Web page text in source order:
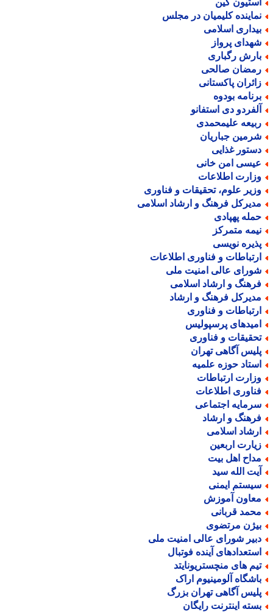
کین
کلیمیان در مجلس
اسلامی
پرواز
رگباری
صالحی
پاکستانی
بودوه
دی استفانو
علیمحمدی
جباریان
غذایی
امن خانی
اطلاعات
علوم، تحقیقات و فناوری
فرهنگ و ارشاد اسلامی
پهپادی
متمرکز
نویسی
و فناوری اطلاعات
عالی امنیت ملی
و ارشاد اسلامی
فرهنگ و ارشاد
و فناوری
پرسپولیس
و فناوری
آگاهی تهران
حوزه علمیه
ارتباطات
اطلاعات
اجتماعی
و ارشاد
اسلامی
اربعین
اهل بیت
الله سید
ایمنی
آموزش
قربانی
مرتضوی
شورای عالی امنیت ملی
آینده فوتبال
های منچستریونایتد
آلومینیوم اراک
آگاهی تهران بزرگ
اینترنت رایگان